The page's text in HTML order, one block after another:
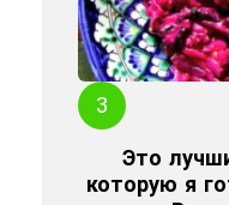
Это
которую я